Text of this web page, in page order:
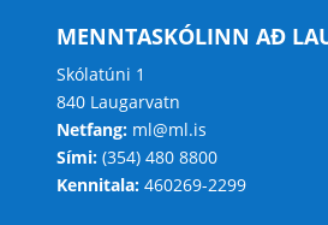
MENNTASKÓLINN AÐ
Skólatúni 1
840 Laugarvatn
Netfang:ml@ml.is
Sími:(354) 480 8800
Kennitala:460269-2299